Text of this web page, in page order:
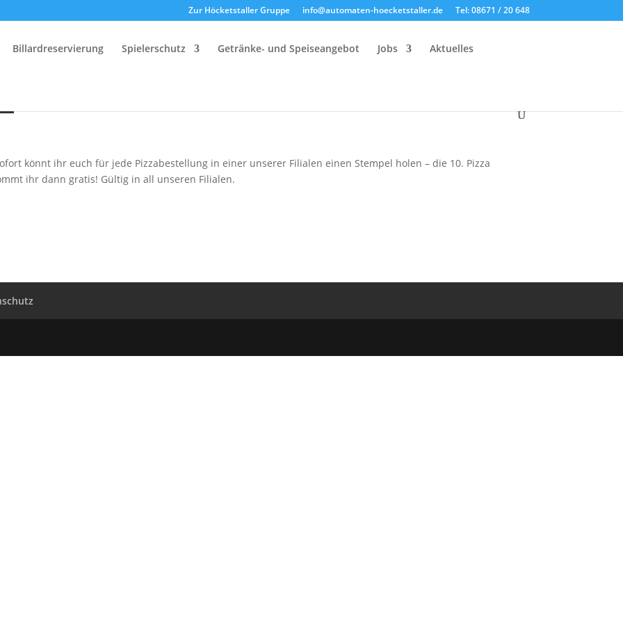
Zur Höcketstaller Gruppe info@automaten-hoecketstaller.de Tel: 08671 / 20 648
Billardreservierung Spielerschutz Getränke- und Speiseangebot Jobs Aktuelles
könnt ihr euch für jede Pizzabestellung in einer unserer Filialen einen Stempel holen – die 10. Pizza
ihr dann gratis! Gültig in all unseren Filialen.